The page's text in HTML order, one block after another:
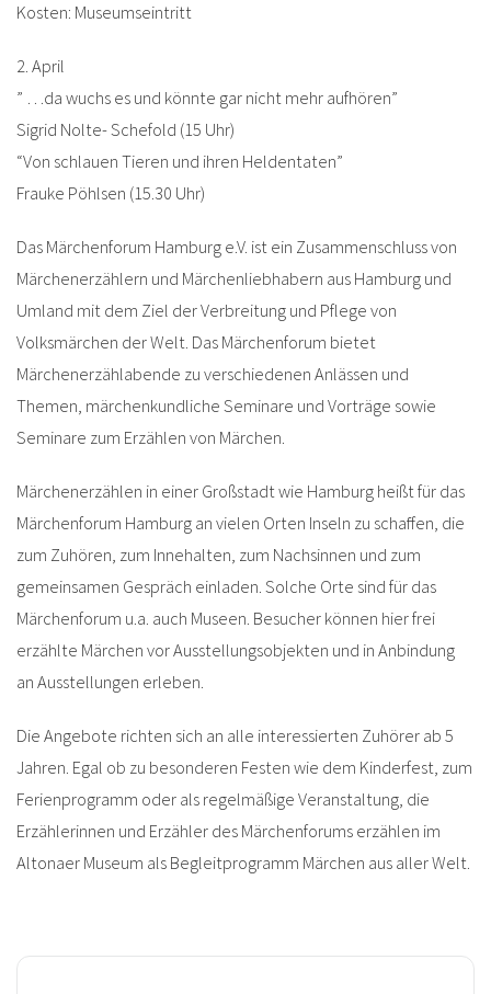
Kosten: Museumseintritt
2. April
” …da wuchs es und könnte gar nicht mehr aufhören”
Sigrid Nolte- Schefold (15 Uhr)
“Von schlauen Tieren und ihren Heldentaten”
Frauke Pöhlsen (15.30 Uhr)
Das Märchenforum Hamburg e.V. ist ein Zusammenschluss von
Märchenerzählern und Märchenliebhabern aus Hamburg und
Umland mit dem Ziel der Verbreitung und Pflege von
Volksmärchen der Welt. Das Märchenforum bietet
Märchenerzählabende zu verschiedenen Anlässen und
Themen, märchenkundliche Seminare und Vorträge sowie
Seminare zum Erzählen von Märchen.
Märchenerzählen in einer Großstadt wie Hamburg heißt für das
Märchenforum Hamburg an vielen Orten Inseln zu schaffen, die
zum Zuhören, zum Innehalten, zum Nachsinnen und zum
gemeinsamen Gespräch einladen. Solche Orte sind für das
Märchenforum u.a. auch Museen. Besucher können hier frei
erzählte Märchen vor Ausstellungsobjekten und in Anbindung
an Ausstellungen erleben.
Die Angebote richten sich an alle interessierten Zuhörer ab 5
Jahren. Egal ob zu besonderen Festen wie dem Kinderfest, zum
Ferienprogramm oder als regelmäßige Veranstaltung, die
Erzählerinnen und Erzähler des Märchenforums erzählen im
Altonaer Museum als Begleitprogramm Märchen aus aller Welt.